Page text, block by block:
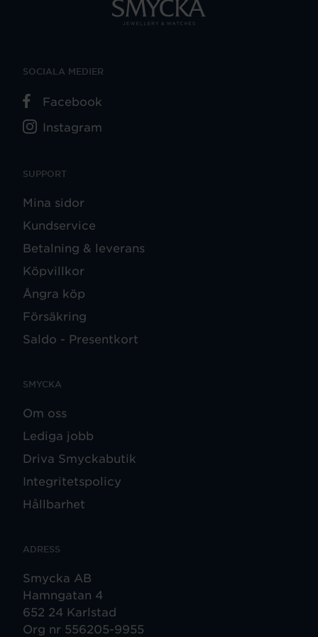
SUPPORT
Mina sidor
Kundservice
Betalning & leverans
Köpvillkor
Ångra köp
Försäkring
Saldo - Presentkort
SMYCKA
Om oss
Lediga jobb
Driva Smyckabutik
Integritetspolicy
Hållbarhet
ADRESS
Smycka AB
Hamngatan 4
652 24 Karlstad
Org nr 556205-9955
SOCIALA MEDIER
Facebook
Instagram